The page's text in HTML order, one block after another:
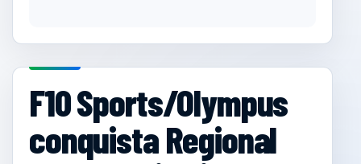
F10 Sports/Olympus
conquista Regional